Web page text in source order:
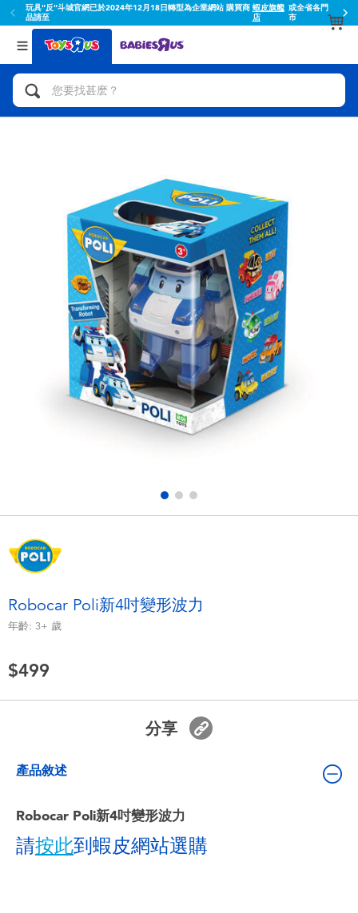
玩具"反"斗城官網已於2024年12月18日轉型為企業網站 購買商
品請至
蝦皮旗艦
店
或全省各門
市
返回
分類目錄
人氣英雄,角色扮演,射擊玩具
拼砌組合及樂高LEGO
玩具車,貨車,火車及遙控系列
手工藝,文具,蠟筆,泥膠,畫板
娃娃, 芭比,收藏公仔
電子玩具
遊戲及拼圖系列
派對用品
電池
任天堂 Switch
返回
品牌
Toy Story玩具總動員
Fuggler
Miniso名創優品
playpop
LEGO樂高
Barbie芭比
NERF熱火
Robocar Poli新4吋變形波力
年齡: 3+ 歲
$499
分享
產品敘述
Robocar Poli新4吋變形波力
請按此到蝦皮網站選購